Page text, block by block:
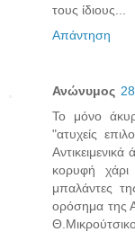
τους ίδιους...
Απάντηση
Ανώνυμος
Το μόνο
"ατυχείς
κορυφή
μπαλάντες
ορόσημα της